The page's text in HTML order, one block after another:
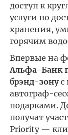
доступ к
услуги по
хранения,
горячим
Впервые на
Альфа-Банк
брэнд-зонус
автограф-
подарками.
получат
Priority —